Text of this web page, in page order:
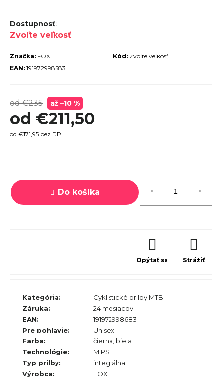
Zvoľte veľkosť
Kód: Zvoľte veľkosť
Značka: FOX
EAN: 191972998683
od €235 až –10 %
od €211,50
od €171,95 bez DPH
cena:
Do košíka
Kategória:
Cyklistické prilby MTB
Záruka:
24 mesiacov
EAN:
191972998683
Pre pohlavie:
Unisex
Farba: čierna biela
Technológie:
MIPS
Typ prilby:
integrálna
Výrobca: FOX
Opýtať sa Strážiť
ú
č
a
m
2025
€600